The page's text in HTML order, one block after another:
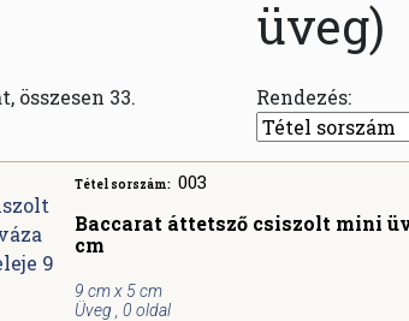
üveg)
összesen 33. Rendezés:
Tétel sorszám: 003
Baccarat áttetsző csiszolt mini
cm
9 cm x 5 cm
Üveg , 0 oldal